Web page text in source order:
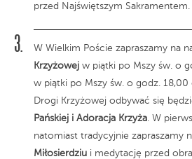
przed Najświętszym Sakramentem.
W Wielkim Poście zapraszamy na
Krzyżowej w piątki po Mszy św. o
w piątki po Mszy św. o godz.
Drogi Krzyżowej odbywać się
Pańskiej i Adoracja Krzyża. W
natomiast tradycyjnie zapraszamy
Miłosierdziu i medytację przed